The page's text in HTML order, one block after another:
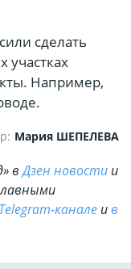
сделать
участках
Например,
Мария ШЕПЕЛЕВА
вДзен новости и
Telegram-канале ив